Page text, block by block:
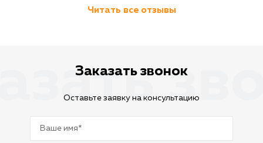
Читать все отзывы
Заказать звонок
Оставьте заявку на консультацию